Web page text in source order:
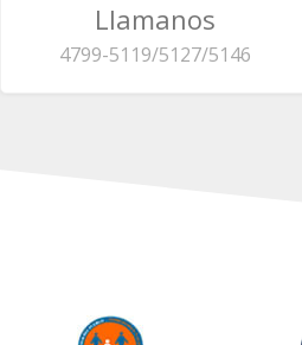
Llamanos
4799-5119/5127/5146